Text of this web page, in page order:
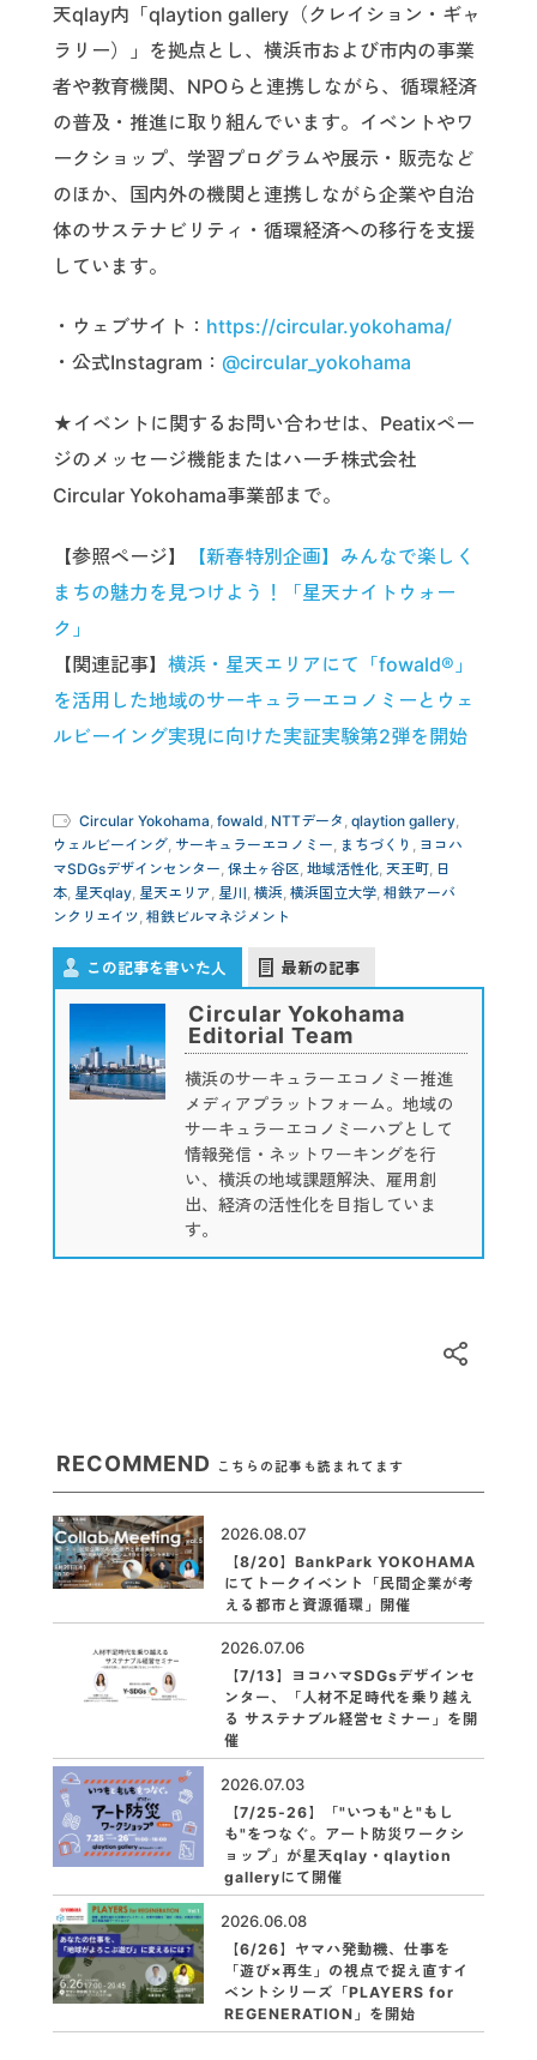
天qlay内「qlaytion gallery（クレイション・ギャ
ラリー）」を拠点とし、横浜市および市内の事業
者や教育機関、NPOらと連携しながら、循環経済
の普及・推進に取り組んでいます。イベントやワ
ークショップ、学習プログラムや展示・販売など
のほか、国内外の機関と連携しながら企業や自治
体のサステナビリティ・循環経済への移行を支援
しています。
・ウェブサイト： https://circular.yokohama/
・公式Instagram： @circular_yokohama
★イベントに関するお問い合わせは、Peatixペー
ジのメッセージ機能またはハーチ株式会社
Circular Yokohama事業部まで。
【参照ページ】
【新春特別企画】みんなで楽しく
まちの魅力を見つけよう！「星天ナイトウォー
ク」
【関連記事】 横浜・星天エリアにて「fowald®」
を活用した地域のサーキュラーエコノミーとウェ
ルビーイング実現に向けた実証実験第2弾を開始
Circular Yokohama fowald NTTデータ qlaytion gallery
ウェルビーイング サーキュラーエコノミー まちづくり
ヨコハ
マSDGsデザインセンター 保土ヶ谷区 地域活性化 天王町 日
本 星天qlay 星天エリア 星川 横浜 横浜国立大学 相鉄アーバ
ンクリエイツ 相鉄ビルマネジメント
この記事を書いた人 最新の記事
Circular Yokohama
Editorial Team
横浜のサーキュラーエコノミー推進
メディアプラットフォーム。地域の
サーキュラーエコノミーハブとして
情報発信・ネットワーキングを行
い、横浜の地域課題解決、雇用創
出、経済の活性化を目指していま
す。
RECOMMEND こちらの記事も読まれてます
2026.08.07
【8/20】BankPark YOKOHAMA
にてトークイベント「民間企業が考
える都市と資源循環」開催
2026.07.06
【7/13】ヨコハマSDGsデザインセ
ンター、「人材不足時代を乗り越え
る サステナブル経営セミナー」を開
催
2026.07.03
【7/25-26】「"いつも"と"もし
も"をつなぐ。アート防災ワークシ
ョップ」が星天qlay・qlaytion
galleryにて開催
2026.06.08
【6/26】ヤマハ発動機、仕事を
「遊び×再生」の視点で捉え直すイ
ベントシリーズ「PLAYERS for
REGENERATION」を開始